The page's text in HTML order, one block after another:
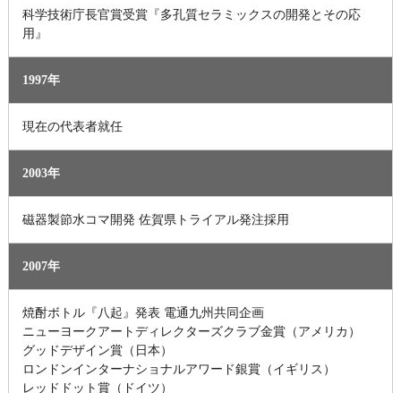
科学技術庁長官賞受賞『多孔質セラミックスの開発とその応
用』
1997年
現在の代表者就任
2003年
磁器製節水コマ開発 佐賀県トライアル発注採用
2007年
焼酎ボトル『八起』発表 電通九州共同企画
ニューヨークアートディレクターズクラブ金賞（アメリカ）
グッドデザイン賞（日本）
ロンドンインターナショナルアワード銀賞（イギリス）
レッドドット賞（ドイツ）